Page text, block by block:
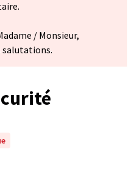
/ Monsieur,
salutations.